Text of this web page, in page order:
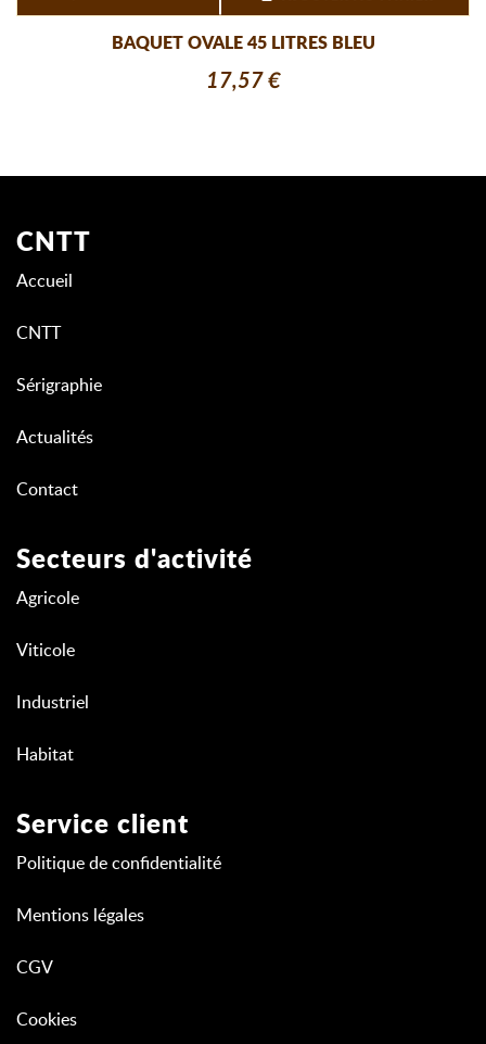
BAQUET OVALE 45 LITRES BLEU
17,57 €
CNTT
Accueil
CNTT
Sérigraphie
Actualités
Contact
Secteurs d'activité
Agricole
Viticole
Industriel
Habitat
Service client
Politique de confidentialité
Mentions légales
CGV
Cookies